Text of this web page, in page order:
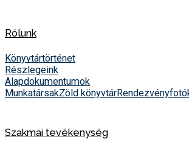
Rólunk
Könyvtártörténet
Részlegeink
Alapdokumentumok
MunkatársakZöld könyvtár
Szakmai tevékenység